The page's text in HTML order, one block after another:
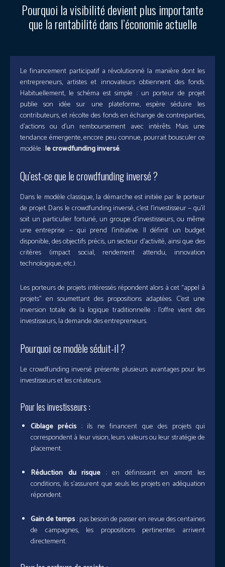
Pourquoi la visibilité devient plus importante
que la rentabilité dans l’économie actuelle
Le financement participatif a révolutionné la manière dont les
entrepreneurs, artistes et innovateurs obtiennent des fonds.
Habituellement, le schéma est simple : un porteur de projet
publie son idée sur une plateforme, espère séduire les
contributeurs, et récolte des fonds en échange de contreparties,
d’actions ou d’un remboursement avec intérêts. Mais une
tendance émergente, encore peu connue, pourrait bousculer ce
modèle :le crowdfunding inversé.
Qu’est-ce que le crowdfunding inversé ?
Dans le modèle classique, la démarche est initiée par le porteur
de projet. Dans le crowdfunding inversé, c’est l’investisseur — qu’il
soit un particulier fortuné, un groupe d’investisseurs, ou même
une entreprise — qui prend l’initiative. Il définit un budget
disponible, des objectifs précis, un secteur d’activité, ainsi que des
critères (impact social, rendement attendu, innovation
technologique, etc.).
Les porteurs de projets intéressés répondent alors à cet “appel à
projets” en soumettant des propositions adaptées. C’est une
inversion totale de la logique traditionnelle : l’offre vient des
investisseurs, la demande des entrepreneurs.
Pourquoi ce modèle séduit-il ?
Le crowdfunding inversé présente plusieurs avantages pour les
investisseurs et les créateurs.
Pour les investisseurs :
Ciblage précis: ils ne financent que des projets qui
correspondent à leur vision, leurs valeurs ou leur stratégie de
placement.
Réduction du risque : en définissant en amont les
conditions, ils s’assurent que seuls les projets en adéquation
répondent.
Gain de temps: pas besoin de passer en revue des centaines
de campagnes, les propositions pertinentes arrivent
directement.